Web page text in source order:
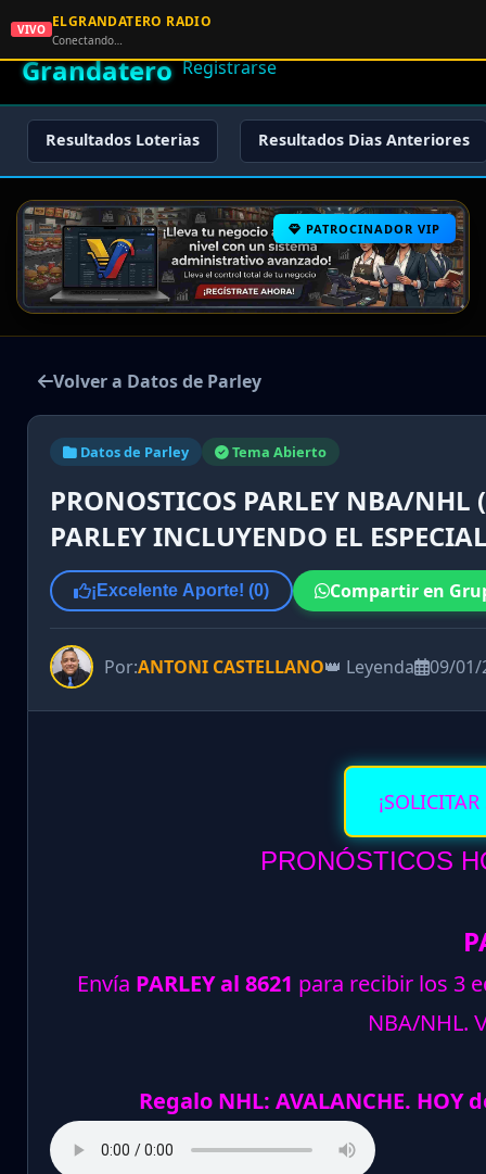
🌟 El
Grandatero Registrarse
Resultados Loterias Resultados Dias Anteriores
PATROCINADOR VIP
Volver a Datos de Parley
Datos de Parley Tema Abierto
PRONOSTICOS PARLEY NBA/
PARLEY INCLUYENDO EL
¡Excelente Aporte! (0) Compartir en
Por:ANTONI CASTELLANO👑 Leyenda 09/01/
PRONÓSTICOS
Envía PARLEY al 8621 para recibir los 3
NBA/NHL.
Regalo NHL: AVALANCHE. HOY
VIVO ELGRANDATERO RADIO
Conectando…